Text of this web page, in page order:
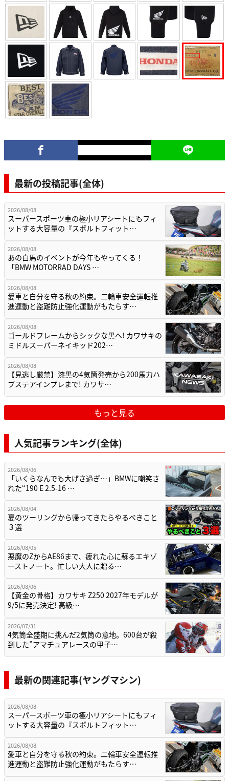
最新の投稿記事(全体)
2026/08/08
スーパースポーツ車の極小リアシートにもフィ
ットする大容量の『スポルトフィット…
2026/08/08
あの白馬のイベントが今年もやってくる！
「BMW MOTORRAD DAYS …
2026/08/08
愛車と自分を守る秋の約束。二輪車安全運転推
進運動と盗難防止強化運動がもたらす…
2026/08/08
ゴールドフレームからシックな黒へ! カワサキの
ミドルスーパーネイキッド202…
2026/08/08
【見逃し厳禁】漆黒の4気筒発売から200馬力ハ
ブステアインプレまで! カワサ…
もっと見る
人気記事ランキング(全体)
2026/08/06
「いくらなんでも大げさ過ぎ…」BMWに嘲笑さ
れた“190 E 2.5-16 …
2026/08/04
夏のツーリングから帰ってきたらやるべきこと
３選
2026/08/05
悪魔のZからAE86まで、疲れた心に蘇るエキゾ
ーストノート。忙しい大人に贈る…
2026/08/06
【黄金の骨格】カワサキ Z250 2027年モデルが
9/5に発売決定! 高級…
2026/07/31
4気筒全盛期に挑んだ2気筒の意地。600台が殺
到した”アマチュアレースの甲子…
最新の関連記事(ヤングマシン)
2026/08/08
スーパースポーツ車の極小リアシートにもフィ
ットする大容量の『スポルトフィット…
2026/08/08
愛車と自分を守る秋の約束。二輪車安全運転推
進運動と盗難防止強化運動がもたらす…